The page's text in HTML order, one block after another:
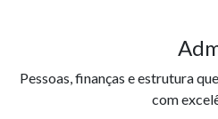
Pessoas, finanças e estrutura
com